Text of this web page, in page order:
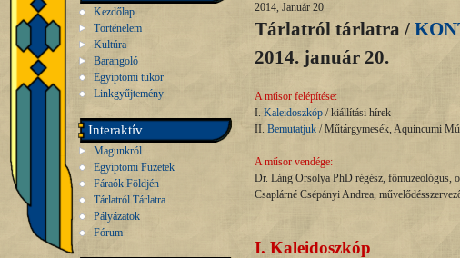
Kezdőlap
Történelem
Kultúra
Barangoló
Egyiptomi tükör
Linkgyűjtemény
Interaktív
Magunkról
Egyiptomi Füzetek
Fáraók Földjén
Tárlatról Tárlatra
Pályázatok
Fórum
2014, Január 20
Tárlatról tárlatra /
2014. január 20.
A műsor felépítése:
I. Kaleidoszkóp / kiállítási hírek
II. Bemutatjuk / Műtárgymesék, Aquincumi
A műsor vendége:
Dr. Láng Orsolya PhD régész, főmuzeológus,
Csaplárné Csépányi Andrea,
I. Kaleidoszkóp